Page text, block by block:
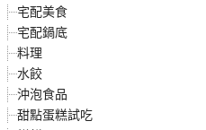
宅配美食
宅配鍋底
料理
水餃
沖泡食品
甜點蛋糕試吃